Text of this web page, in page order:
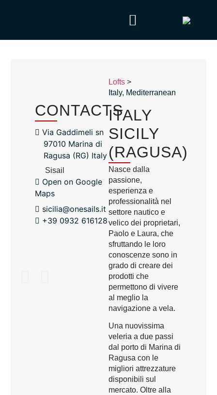
CONTACTS
Via Gaddimeli sn
97010 Marina di
Ragusa (RG) Italy
Sisail
Open on Google
Maps
sicilia@onesails.it
+39 0932 616128
Lofts >
Italy, Mediterranean
ITALY
SICILY
(RAGUSA)
Nasce dalla
passione,
esperienza e
professionalità nel
settore nautico e
velico dei proprietari,
Paolo e Laura, che
sfruttando le loro
conoscenze sono in
grado di creare dei
prodotti che
permettono di vivere
al meglio la
navigazione a vela.
Una nuovissima
veleria a due passi
dal porto di Marina di
Ragusa con le
migliori attrezzature
disponibili sul
mercato. Oltre alla